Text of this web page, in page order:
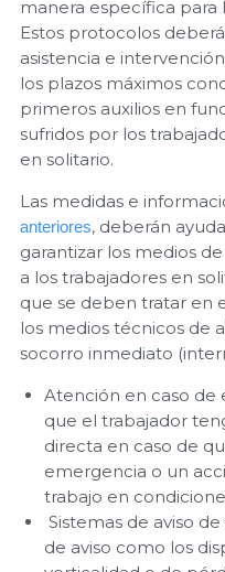
manera específica para
Estos protocolos
asistencia e
los plazos máximos
primeros auxilios en
sufridos por los
en solitario.
Las medidas e
anteriores, deberán
garantizar los medios
a los trabajadores en
que se deben tratar en
los medios técnicos de
socorro inmediato
Atención en caso de
que el trabajador
directa en caso de
emergencia o un
trabajo en
Sistemas de aviso
de aviso como los